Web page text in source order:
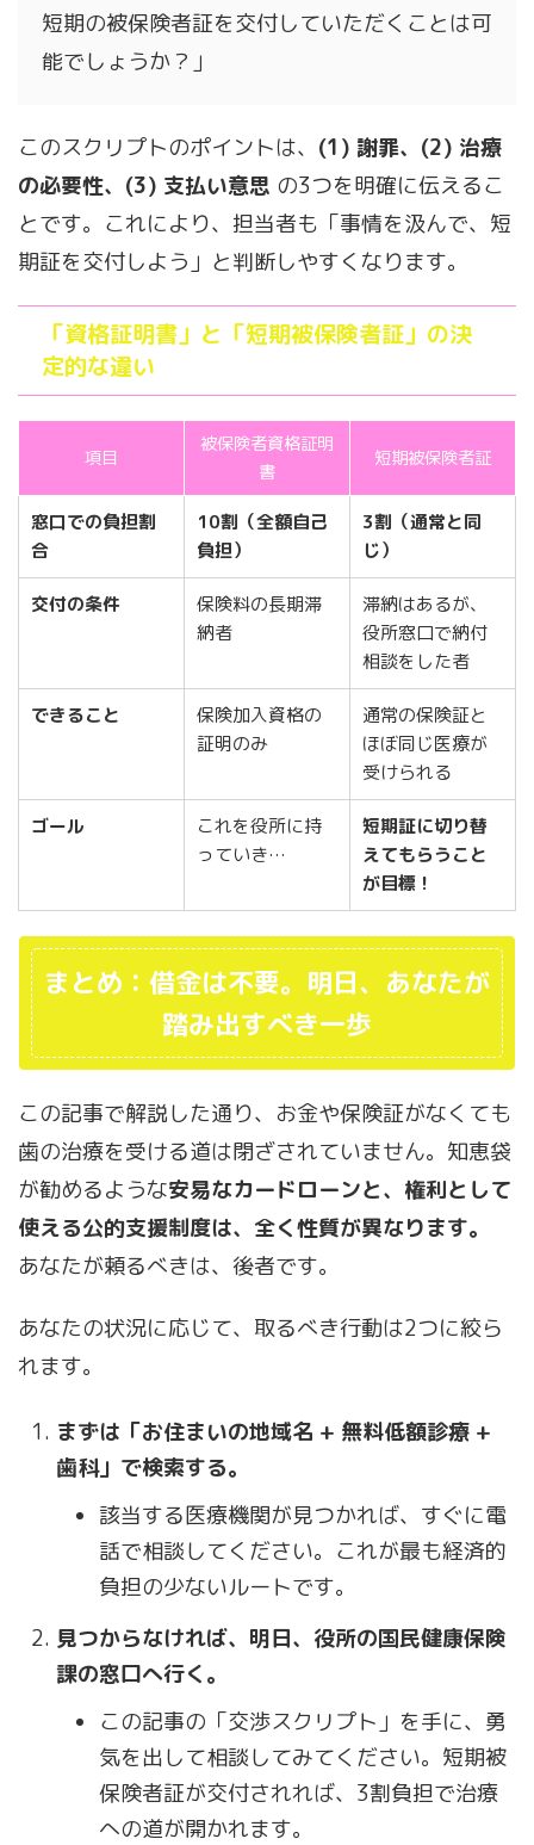
短期の被保険者証を交付していただくことは可
能でしょうか？」
このスクリプトのポイントは、 (1) 謝罪、(2) 治療
の必要性、(3) 支払い意思 の3つを明確に伝えるこ
とです。これにより、担当者も「事情を汲んで、短
期証を交付しよう」と判断しやすくなります。
「資格証明書」と「短期被保険者証」の決
定的な違い
項目
被保険者資格証明
書
短期被保険者証
窓口での負担割
合
10割（全額自己
負担）
3割（通常と同
じ）
交付の条件
保険料の長期滞
納者
滞納はあるが、
役所窓口で納付
相談をした者
できること
保険加入資格の
証明のみ
通常の保険証と
ほぼ同じ医療が
受けられる
ゴール
これを役所に持
っていき…
短期証に切り替
えてもらうこと
が目標！
まとめ：借金は不要。明日、あなたが
踏み出すべき一歩
この記事で解説した通り、お金や保険証がなくても
歯の治療を受ける道は閉ざされていません。知恵袋
が勧めるような安易なカードローンと、権利として
使える公的支援制度は、全く性質が異なります。
あなたが頼るべきは、後者です。
あなたの状況に応じて、取るべき行動は2つに絞ら
れます。
まずは「お住まいの地域名 + 無料低額診療 +
歯科」で検索する。
該当する医療機関が見つかれば、すぐに電
話で相談してください。これが最も経済的
負担の少ないルートです。
見つからなければ、明日、役所の国民健康保険
課の窓口へ行く。
この記事の「交渉スクリプト」を手に、勇
気を出して相談してみてください。短期被
保険者証が交付されれば、3割負担で治療
への道が開かれます。